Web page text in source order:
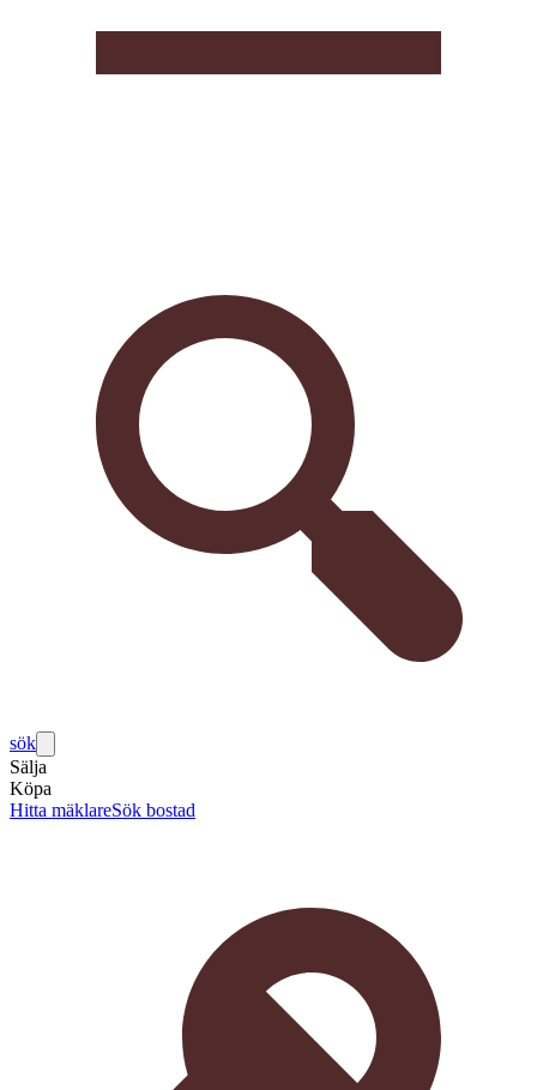
sök
Sälja
Köpa
Hitta mäklareSök bostad